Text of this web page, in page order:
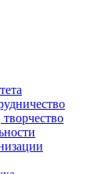
творчество